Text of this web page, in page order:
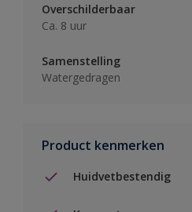
Overschilderbaar
Ca. 8 uur
Samenstelling
Watergedragen
Product kenmerken
Huidvetbestendig